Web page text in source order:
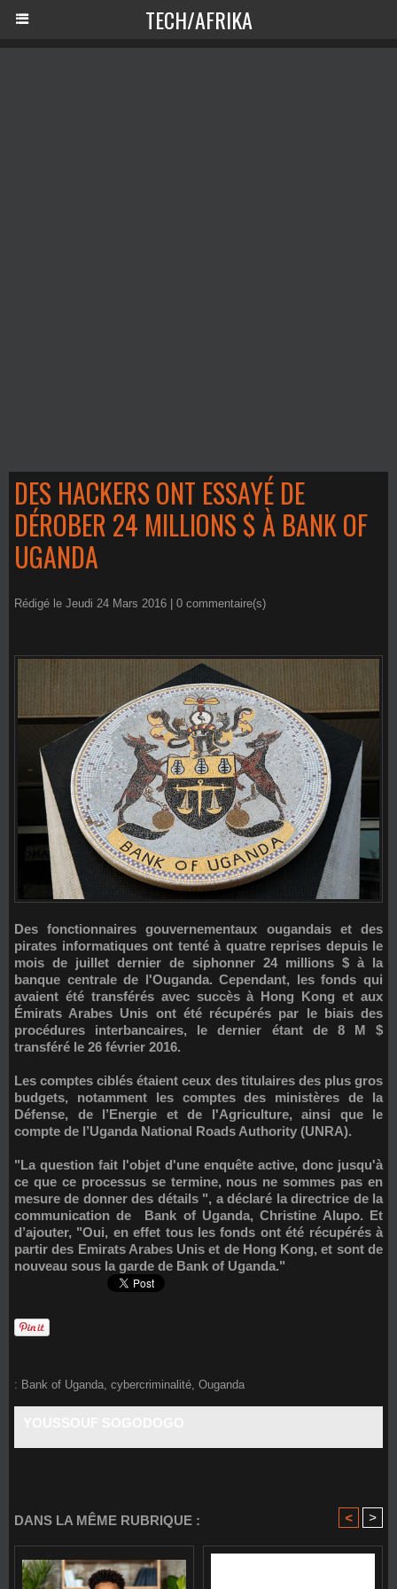
TECH/AFRIKA
DES HACKERS ONT ESSAYÉ DE
DÉROBER 24 MILLIONS $ À BANK OF
UGANDA
Rédigé le Jeudi 24 Mars 2016 | 0 commentaire(s)
Des fonctionnaires gouvernementaux ougandais et des
pirates informatiques ont tenté à quatre reprises depuis le
mois de juillet dernier de siphonner 24 millions $ à la
banque centrale de l'Ouganda. Cependant, les fonds qui
avaient été transférés avec succès à Hong Kong et aux
Émirats Arabes Unis ont été récupérés par le biais des
procédures interbancaires, le dernier étant de 8 M $
transféré le 26 février 2016.
Les comptes ciblés étaient ceux des titulaires des plus gros
budgets, notamment les comptes des ministères de la
Défense, de l’Energie et de l'Agriculture, ainsi que le
compte de l’Uganda National Roads Authority (UNRA).
"La question fait l'objet d'une enquête active, donc jusqu'à
ce que ce processus se termine, nous ne sommes pas en
mesure de donner des détails ", a déclaré la directrice de la
communication de Bank of Uganda, Christine Alupo. Et
d’ajouter, "Oui, en effet tous les fonds ont été récupérés à
partir des Emirats Arabes Unis et de Hong Kong, et sont de
nouveau sous la garde de Bank of Uganda."
: Bank of Uganda, cybercriminalité, Ouganda
DANS LA MÊME RUBRIQUE : < >